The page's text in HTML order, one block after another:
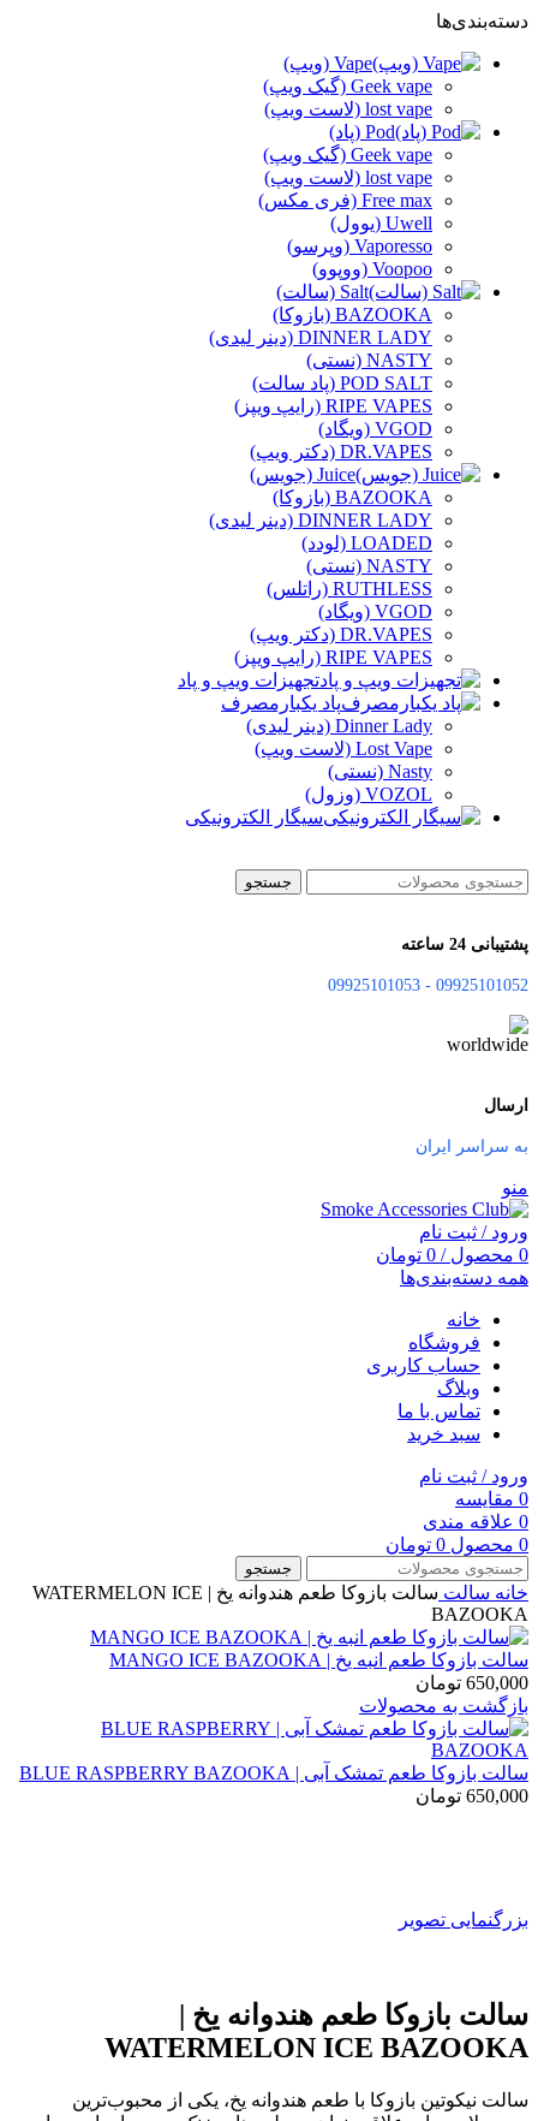
دسته‌بندی‌ها
Vape (ویپ)
Geek vape (گیک ویپ)
lost vape (لاست ویپ)
Pod (پاد)
Geek vape (گیک ویپ)
lost vape (لاست ویپ)
Free max (فری مکس)
Uwell (یوول)
Vaporesso (وپرسو)
Voopoo (ووپوو)
Salt (سالت)
BAZOOKA (بازوکا)
DINNER LADY (دینر لیدی)
NASTY (نستی)
POD SALT (پاد سالت)
RIPE VAPES (رایپ ویپز)
VGOD (ویگاد)
DR.VAPES (دکتر ویپ)
Juice (جویس)
BAZOOKA (بازوکا)
DINNER LADY (دینر لیدی)
LOADED (لودد)
NASTY (نستی)
RUTHLESS (راتلس)
VGOD (ویگاد)
DR.VAPES (دکتر ویپ)
RIPE VAPES (رایپ ویپز)
تجهیزات ویپ و پاد
پاد یکبارمصرف
Dinner Lady (دینر لیدی)
Lost Vape (لاست ویپ)
Nasty (نستی)
VOZOL (وزول)
سیگار الکترونیکی
جستجو
پشتیبانی 24 ساعته
09925101052 - 09925101053
ارسال
به سراسر ایران
منو
ورود / ثبت نام
0 محصول /
0 تومان
همه دسته‌بندی‌ها
خانه
فروشگاه
حساب کاربری
وبلاگ
تماس با ما
سبد خرید
ورود / ثبت نام
0 مقایسه
0 علاقه مندی
0 محصول 0 تومان
جستجو
خانه سالت
سالت بازوکا طعم هندوانه یخ | WATERMELON ICE
BAZOOKA
سالت بازوکا طعم انبه یخ | MANGO ICE BAZOOKA
650,000 تومان
بازگشت به محصولات
سالت بازوکا طعم تمشک آبی | BLUE RASPBERRY BAZOOKA
650,000 تومان
بزرگنمایی تصویر
سالت بازوکا طعم هندوانه یخ |
WATERMELON ICE BAZOOKA
سالت نیکوتین بازوکا با طعم هندوانه یخ، یکی از محبوب‌ترین